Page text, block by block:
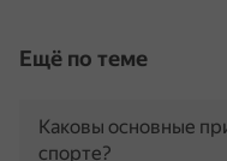
Ещё по теме
Каковы основные
спорте?